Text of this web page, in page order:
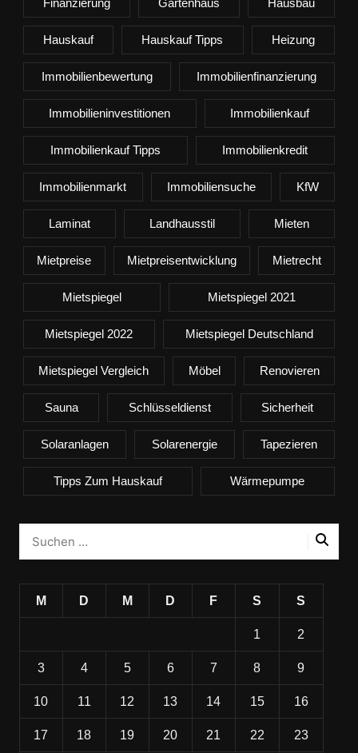
Finanzierung Gartenhaus Hausbau
Hauskauf Hauskauf Tipps Heizung
Immobilienbewertung Immobilienfinanzierung
Immobilieninvestitionen Immobilienkauf
Immobilienkauf Tipps Immobilienkredit
Immobilienmarkt Immobiliensuche KfW
Laminat Landhausstil Mieten
Mietpreise Mietpreisentwicklung Mietrecht
Mietspiegel Mietspiegel 2021
Mietspiegel 2022 Mietspiegel Deutschland
Mietspiegel Vergleich Möbel Renovieren
Sauna Schlüsseldienst Sicherheit
Solaranlagen Solarenergie Tapezieren
Tipps Zum Hauskauf Wärmepumpe
M D M D F S S
1 2
3 4 5 6 7 8 9
10 11 12 13 14 15 16
17 18 19 20 21 22 23